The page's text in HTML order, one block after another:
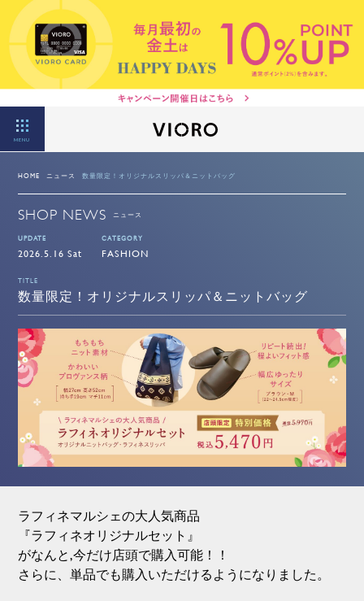
MENU
HOME ニュース 数量限定！オリジナルスリッパ＆ニットバッグ
SHOP NEWS ニュース
UPDATE
2026.5.16 Sat
CATEGORY
FASHION
TITLE
数量限定！オリジナルスリッパ＆ニットバッグ
ラフィネマルシェの大人気商品
『ラフィネオリジナルセット』
がなんと,今だけ店頭で購入可能！！
さらに、単品でも購入いただけるようになりました。